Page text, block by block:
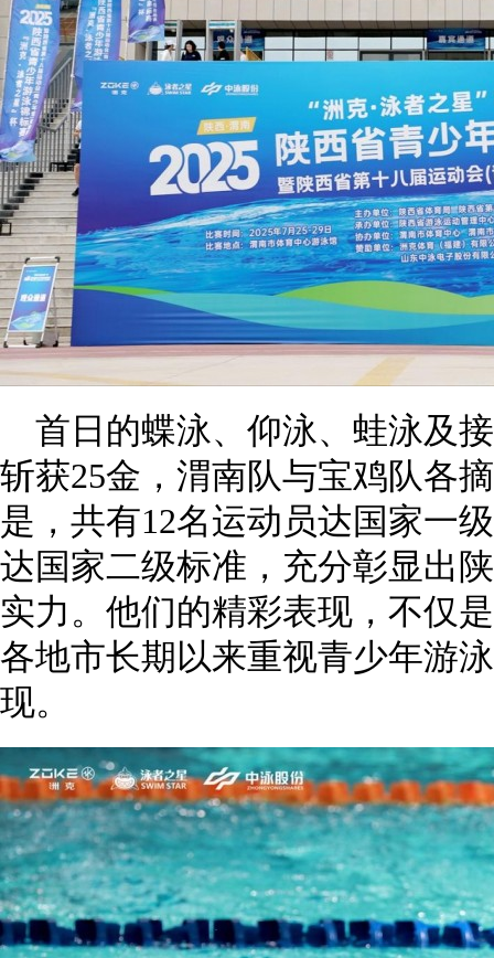
首日的蝶泳、仰泳、蛙泳及
斩获25金，渭南队与宝鸡队各
是，共有12名运动员达国家一
达国家二级标准，充分彰显出
实力。他们的精彩表现，不仅
各地市长期以来重视青少年游
现。